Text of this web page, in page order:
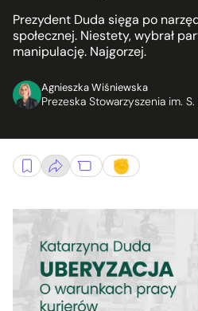
Prezydent Duda sięga po
społecznej. Niestety, wybrał
manipulację. Najgorzej.
Agnieszka Wiśniewska
Prezeska Stowarzyszenia im.